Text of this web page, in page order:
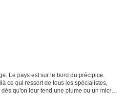
Le pays est sur le bord du précipice.
ce qui ressort de tous les spécialistes,
qu'on leur tend une plume ou un micro.